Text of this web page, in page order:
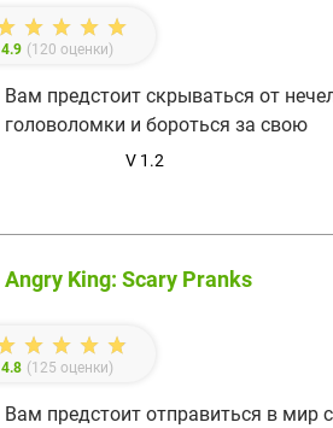
4.9 (120 оценки)
Вам предстоит скрываться от
головоломки и бороться за свою
V 1.2
Angry King: Scary Pranks
4.8 (125 оценки)
Вам предстоит отправиться в мир